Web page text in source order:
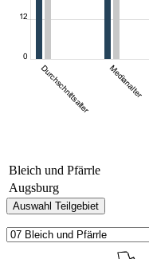
Bleich und Pfärrle
Augsburg